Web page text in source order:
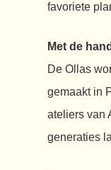
favoriete
Met de
De Ollas
gemaakt in
ateliers van
generaties